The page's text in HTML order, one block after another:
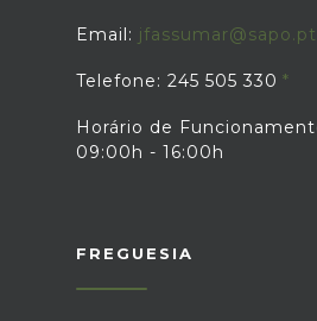
Email: jfassumar@sapo.pt
Telefone: 245 505 330
Horário de
09:00h - 16:00h
FREGUESIA